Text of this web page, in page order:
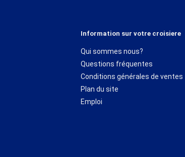
Information sur votre croisiere
Qui sommes nous?
Questions fréquentes
Conditions générales de ventes
Plan du site
Emploi